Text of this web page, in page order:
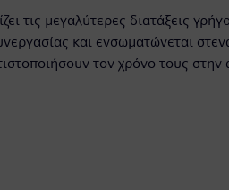
τις μεγαλύτερες διατάξεις
και ενσωματώνεται
τον χρόνο τους στην